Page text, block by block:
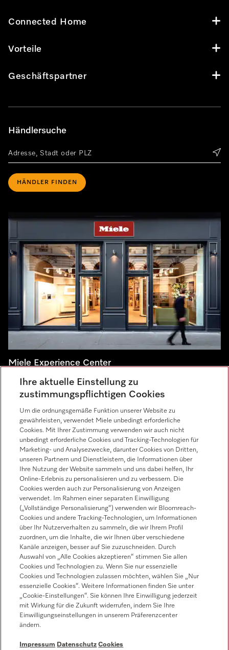
Connected Home
Vorteile
Geschäftspartner
Händlersuche
HÄNDLER FINDEN
Miele Experience Center
Besuchen Sie unsere Miele Experience Center und lassen
Sie sich inspirieren.
Miele Experience Center Salzburg
Miele Experience Center Wien
Miele Experience Center Graz
Kontakt 050 800 800
Follow Miele
Newsletter
Ihre aktuelle Einstellung zu
zustimmungspflichtigen Cookies
Um die ordnungsgemäße Funktion unserer Website zu
gewährleisten, verwendet Miele unbedingt erforderliche
Cookies. Mit Ihrer Zustimmung verwenden wir auch nicht
unbedingt erforderliche Cookies und Tracking-Technologien für
Marketing- und Analysezwecke, darunter Cookies von Dritten,
unseren Partnern und Dienstleistern, die Informationen über
Ihre Nutzung der Website sammeln und uns dabei helfen, Ihr
Online-Erlebnis zu personalisieren und zu verbessern. Die
Cookies werden auch zur Personalisierung von Anzeigen
verwendet. Im Rahmen einer separaten Einwilligung
(„Vollständige Personalisierung“) verwenden wir Bloomreach-
Cookies und andere Tracking-Technologien, um Informationen
über Ihr Nutzerverhalten zu sammeln, die wir Ihrem Profil
zuordnen, um die Inhalte, die wir Ihnen über verschiedene
Kanäle anzeigen, besser auf Sie zuzuschneiden. Durch
Auswahl von „Alle Cookies akzeptieren“ stimmen Sie allen
Cookies und Technologien zu. Wenn Sie nur essenzielle
Cookies und Technologien zulassen möchten, wählen Sie „Nur
essenzielle Cookies“. Weitere Informationen finden Sie unter
„Cookie-Einstellungen“. Sie können Ihre Einwilligung jederzeit
mit Wirkung für die Zukunft widerrufen, indem Sie Ihre
Einwilligungseinstellungen in unserem Präferenzcenter
ändern.
Impressum Datenschutz Cookies